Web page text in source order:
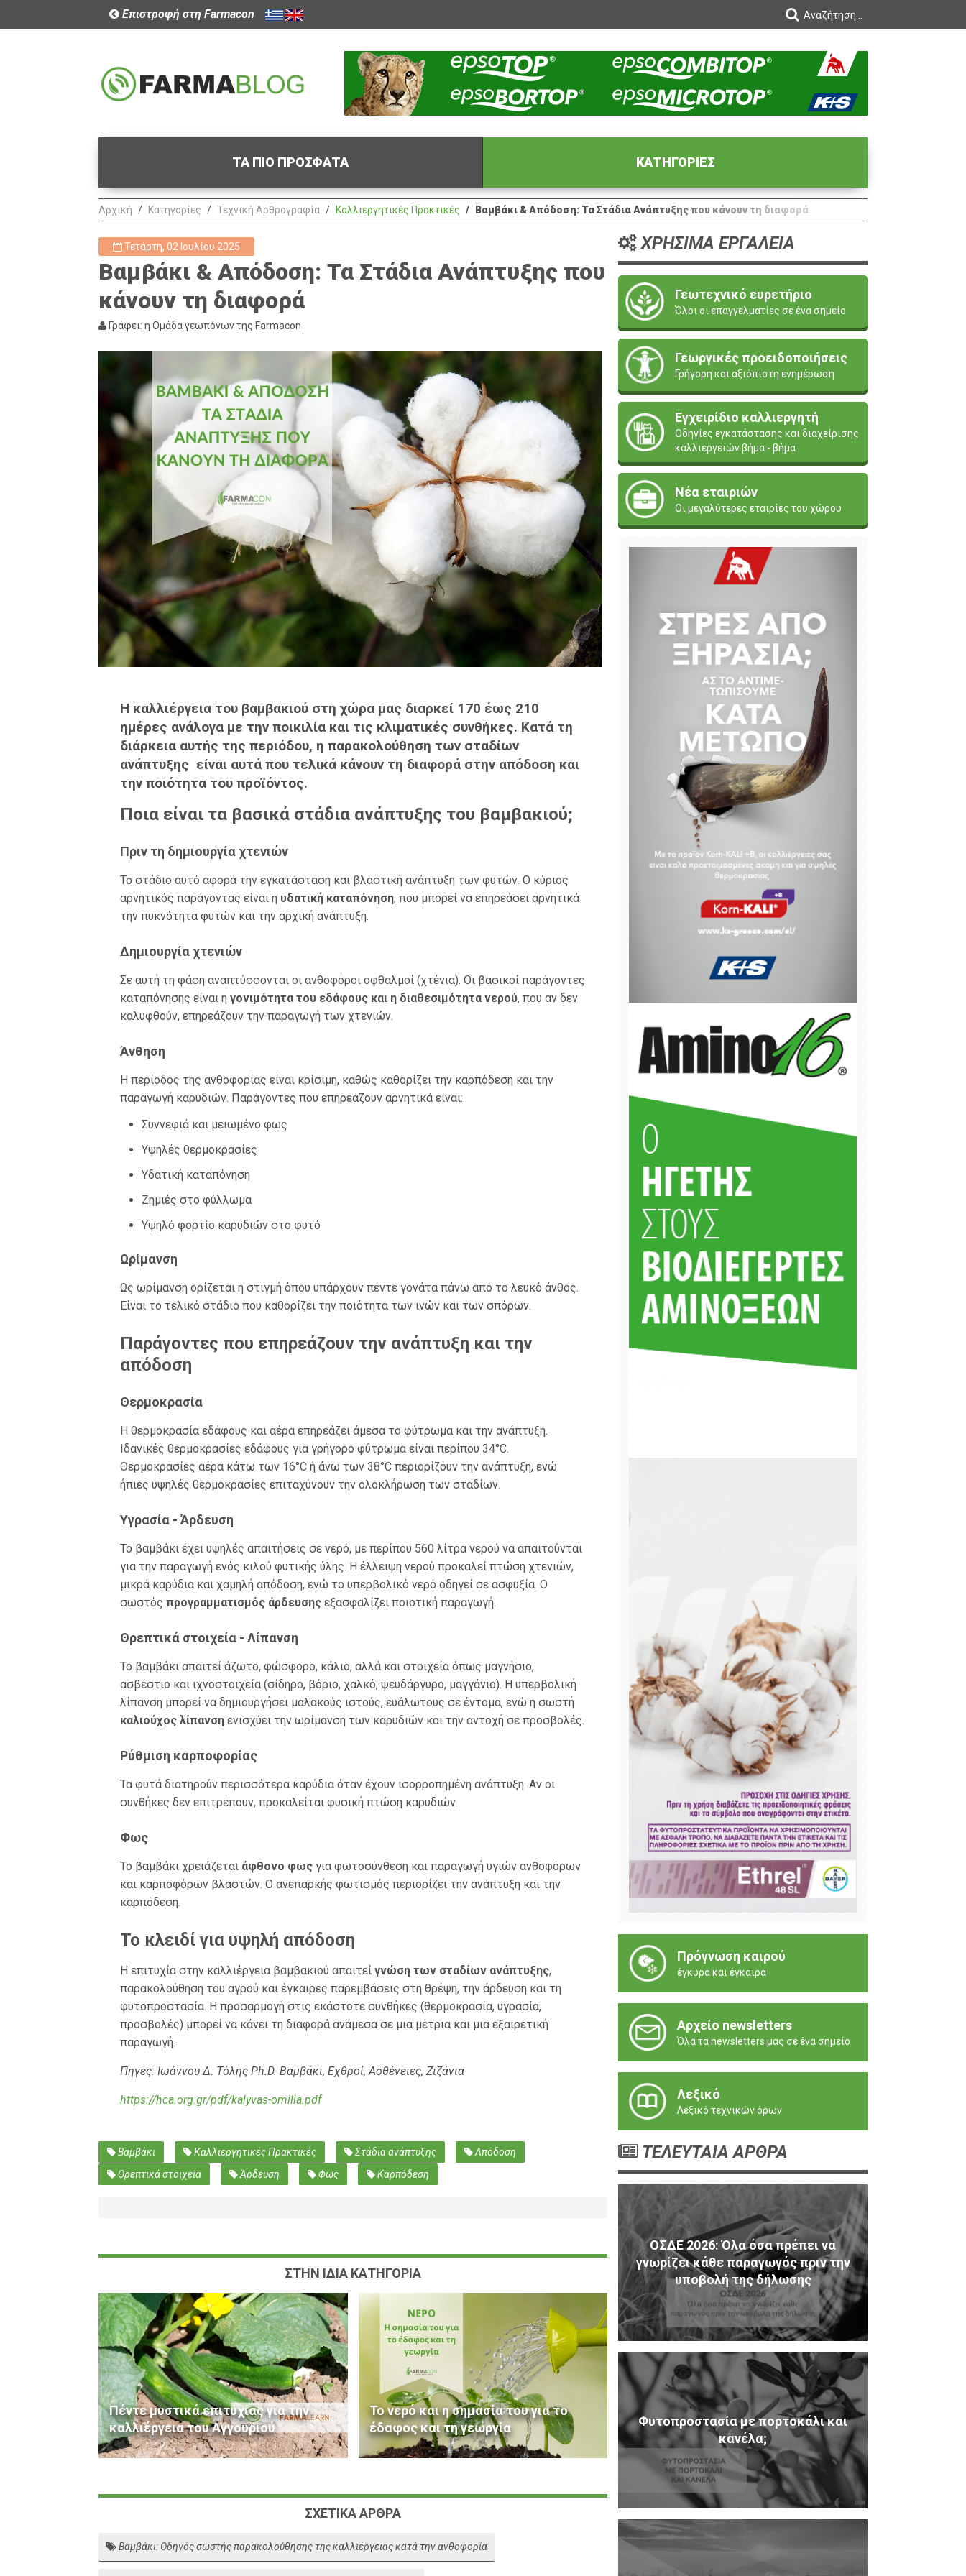
Επιστροφή στη Farmacon
ΤΑ ΠΙΟ ΠΡΟΣΦΑΤΑ ΚΑΤΗΓΟΡΙΕΣ
Αρχική Κατηγορίες Τεχνική Αρθρογραφία Καλλιεργητικές Πρακτικές Βαμβάκι & Απόδοση: Τα Στάδια Ανάπτυξης που κάνουν τη διαφορά
Τετάρτη, 02 Ιουλίου 2025
Βαμβάκι & Απόδοση: Τα Στάδια Ανάπτυξης που
κάνουν τη διαφορά
Γράφει: η Ομάδα γεωπόνων της Farmacon
Η καλλιέργεια του βαμβακιού στη χώρα μας διαρκεί 170 έως 210
ημέρες ανάλογα με την ποικιλία και τις κλιματικές συνθήκες. Κατά τη
διάρκεια αυτής της περιόδου, η παρακολούθηση των σταδίων
ανάπτυξης είναι αυτά που τελικά κάνουν τη διαφορά στην απόδοση και
την ποιότητα του προϊόντος.
Ποια είναι τα βασικά στάδια ανάπτυξης του βαμβακιού;
Πριν τη δημιουργία χτενιών
Το στάδιο αυτό αφορά την εγκατάσταση και βλαστική ανάπτυξη των φυτών. Ο κύριος
αρνητικός παράγοντας είναι η υδατική καταπόνηση, που μπορεί να επηρεάσει αρνητικά
την πυκνότητα φυτών και την αρχική ανάπτυξη.
Δημιουργία χτενιών
Σε αυτή τη φάση αναπτύσσονται οι ανθοφόροι οφθαλμοί (χτένια). Οι βασικοί παράγοντες
καταπόνησης είναι η γονιμότητα του εδάφους και η διαθεσιμότητα νερού, που αν δεν
καλυφθούν, επηρεάζουν την παραγωγή των χτενιών.
Άνθηση
Η περίοδος της ανθοφορίας είναι κρίσιμη, καθώς καθορίζει την καρπόδεση και την
παραγωγή καρυδιών. Παράγοντες που επηρεάζουν αρνητικά είναι:
Συννεφιά και μειωμένο φως
Υψηλές θερμοκρασίες
Υδατική καταπόνηση
Ζημιές στο φύλλωμα
Υψηλό φορτίο καρυδιών στο φυτό
Ωρίμανση
Ως ωρίμανση ορίζεται η στιγμή όπου υπάρχουν πέντε γονάτα πάνω από το λευκό άνθος.
Είναι το τελικό στάδιο που καθορίζει την ποιότητα των ινών και των σπόρων.
Παράγοντες που επηρεάζουν την ανάπτυξη και την
απόδοση
Θερμοκρασία
Η θερμοκρασία εδάφους και αέρα επηρεάζει άμεσα το φύτρωμα και την ανάπτυξη.
Ιδανικές θερμοκρασίες εδάφους για γρήγορο φύτρωμα είναι περίπου 34°C.
Θερμοκρασίες αέρα κάτω των 16°C ή άνω των 38°C περιορίζουν την ανάπτυξη, ενώ
ήπιες υψηλές θερμοκρασίες επιταχύνουν την ολοκλήρωση των σταδίων.
Υγρασία - Άρδευση
Το βαμβάκι έχει υψηλές απαιτήσεις σε νερό, με περίπου 560 λίτρα νερού να απαιτούνται
για την παραγωγή ενός κιλού φυτικής ύλης. Η έλλειψη νερού προκαλεί πτώση χτενιών,
μικρά καρύδια και χαμηλή απόδοση, ενώ το υπερβολικό νερό οδηγεί σε ασφυξία. Ο
σωστός προγραμματισμός άρδευσης εξασφαλίζει ποιοτική παραγωγή.
Θρεπτικά στοιχεία - Λίπανση
Το βαμβάκι απαιτεί άζωτο, φώσφορο, κάλιο, αλλά και στοιχεία όπως μαγνήσιο,
ασβέστιο και ιχνοστοιχεία (σίδηρο, βόριο, χαλκό, ψευδάργυρο, μαγγάνιο). Η υπερβολική
λίπανση μπορεί να δημιουργήσει μαλακούς ιστούς, ευάλωτους σε έντομα, ενώ η σωστή
καλιούχος λίπανση ενισχύει την ωρίμανση των καρυδιών και την αντοχή σε προσβολές.
Ρύθμιση καρποφορίας
Τα φυτά διατηρούν περισσότερα καρύδια όταν έχουν ισορροπημένη ανάπτυξη. Αν οι
συνθήκες δεν επιτρέπουν, προκαλείται φυσική πτώση καρυδιών.
Φως
Το βαμβάκι χρειάζεται άφθονο φως για φωτοσύνθεση και παραγωγή υγιών ανθοφόρων
και καρποφόρων βλαστών. Ο ανεπαρκής φωτισμός περιορίζει την ανάπτυξη και την
καρπόδεση.
Το κλειδί για υψηλή απόδοση
Η επιτυχία στην καλλιέργεια βαμβακιού απαιτεί γνώση των σταδίων ανάπτυξης,
παρακολούθηση του αγρού και έγκαιρες παρεμβάσεις στη θρέψη, την άρδευση και τη
φυτοπροστασία. Η προσαρμογή στις εκάστοτε συνθήκες (θερμοκρασία, υγρασία,
προσβολές) μπορεί να κάνει τη διαφορά ανάμεσα σε μια μέτρια και μια εξαιρετική
παραγωγή.
Πηγές: Ιωάννου Δ. Τόλης Ph.D. Βαμβάκι, Εχθροί, Ασθένειες, Ζιζάνια
https://hca.org.gr/pdf/kalyvas-omilia.pdf
Βαμβάκι Καλλιεργητικές Πρακτικές Στάδια ανάπτυξης
Απόδοση
Θρεπτικά στοιχεία
Άρδευση Φως Καρπόδεση
ΣΤΗΝ ΙΔΙΑ ΚΑΤΗΓΟΡΙΑ
Πέντε μυστικά επιτυχίας για την
καλλιέργεια του Αγγουριού
Το νερό και η σημασία του για το
έδαφος και τη γεωργία
ΣΧΕΤΙΚΑ ΑΡΘΡΑ
Βαμβάκι: Οδηγός σωστής παρακολούθησης της καλλιέργειας κατά την ανθοφορία
ΧΡΗΣΙΜΑ ΕΡΓΑΛΕΙΑ
Γεωτεχνικό ευρετήριο
Όλοι οι επαγγελματίες σε ένα σημείο
Γεωργικές προειδοποιήσεις
Γρήγορη και αξιόπιστη ενημέρωση
Εγχειρίδιο καλλιεργητή
Οδηγίες εγκατάστασης και διαχείρισης
καλλιεργειών βήμα - βήμα
Νέα εταιριών
Οι μεγαλύτερες εταιρίες του χώρου
Πρόγνωση καιρού
έγκυρα και έγκαιρα
Αρχείο newsletters
Όλα τα newsletters μας σε ένα σημείο
Λεξικό
Λεξικό τεχνικών όρων
ΤΕΛΕΥΤΑΙΑ ΑΡΘΡΑ
ΟΣΔΕ 2026: Όλα όσα πρέπει να
γνωρίζει κάθε παραγωγός πριν την
υποβολή της δήλωσης
Φυτοπροστασία με πορτοκάλι και
κανέλα;